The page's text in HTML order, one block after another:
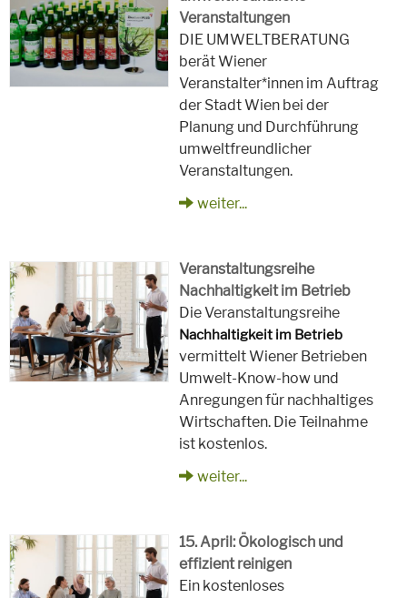
Veranstaltungen
DIE UMWELTBERATUNG
berät Wiener
Veranstalter*innen im Auftrag
der Stadt Wien bei der
Planung und Durchführung
umweltfreundlicher
Veranstaltungen.
weiter...
Veranstaltungsreihe
Nachhaltigkeit im Betrieb
Die Veranstaltungsreihe
Nachhaltigkeit im Betrieb
vermittelt Wiener Betrieben
Umwelt-Know-how und
Anregungen für nachhaltiges
Wirtschaften. Die Teilnahme
ist kostenlos.
weiter...
15. April: Ökologisch und
effizient reinigen
Ein kostenloses